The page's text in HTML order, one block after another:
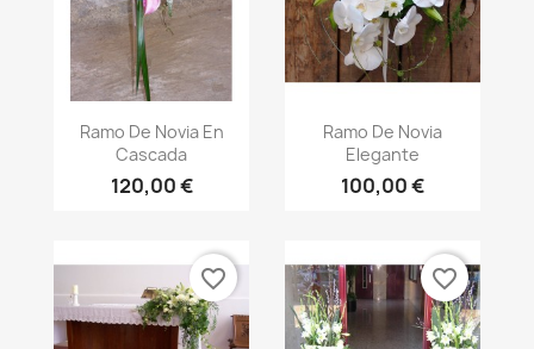
Vista rápida
Ramo De Novia En
Cascada
120,00 €
Vista rápida
Ramo De Novia
Elegante
100,00 €
favorite_border favorite_border